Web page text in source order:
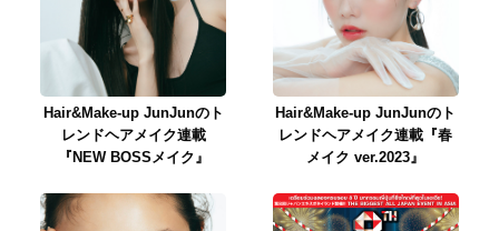
Hair&Make-up JunJunのト
レンドヘアメイク連載
『NEW BOSSメイク』
Hair&Make-up JunJunのト
レンドヘアメイク連載『春
メイク ver.2023』